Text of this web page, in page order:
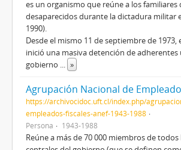
es un organismo que reúne a los familiares
desaparecidos durante la dictadura militar
1990).
Desde el mismo 11 de septiembre de 1973,
inició una masiva detención de
gobierno ... »
https://archivocidoc.uft.cl/index.php/
empleados-fiscales-anef-1943-1988
Persona
1943-1988
Reúne a más de 70 000 miembros de